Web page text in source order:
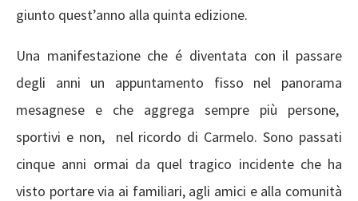
giunto quest’anno alla quinta edizione.
Una manifestazione che é diventata con il passare
degli anni un appuntamento fisso nel panorama
mesagnese e che aggrega sempre più persone,
sportivi e non, nel ricordo di Carmelo. Sono passati
cinque anni ormai da quel tragico incidente che ha
visto portare via ai familiari, agli amici e alla comunità